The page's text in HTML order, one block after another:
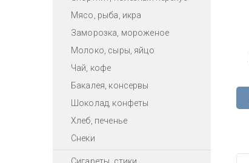
Мясо, рыба, икра
Заморозка, мороженое
Молоко, сыры, яйцо
Чай, кофе
Бакалея, консервы
Шоколад, конфеты
Хлеб, печенье
Снеки
Сигареты, стики